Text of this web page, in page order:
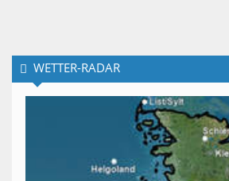
WETTER-RADAR